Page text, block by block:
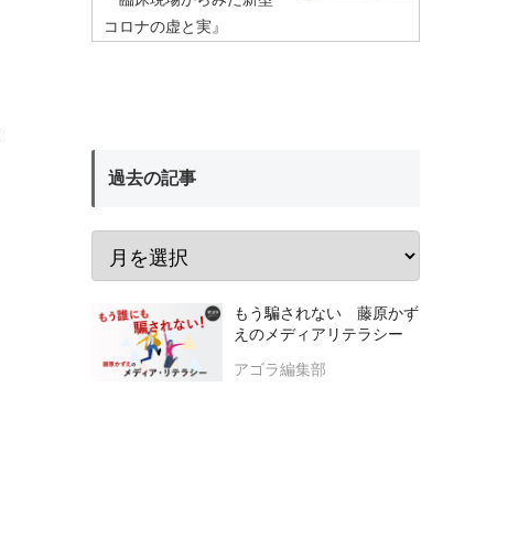
コロナの虚と実』
過去の記事
もう騙されない 藤原かず
えのメディアリテラシー
アゴラ編集部